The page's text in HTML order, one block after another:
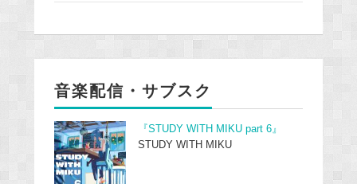
音楽配信・サブスク
『STUDY WITH MIKU part 6』
STUDY WITH MIKU